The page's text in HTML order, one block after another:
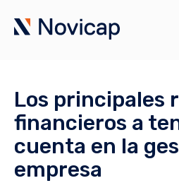
Los principales
financieros a
cuenta en la
empresa